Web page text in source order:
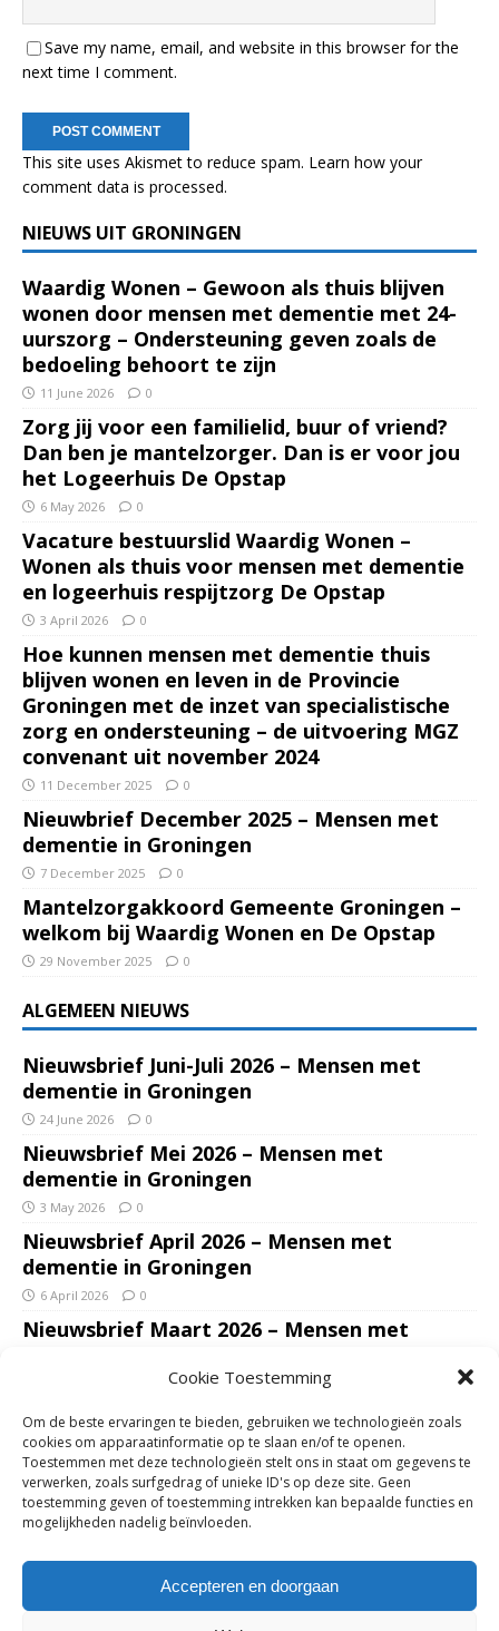
Cookie Toestemming
Om de beste ervaringen te bieden, gebruiken we technologieën zoals
cookies om apparaatinformatie op te slaan en/of te openen.
Toestemmen met deze technologieën stelt ons in staat om gegevens te
verwerken, zoals surfgedrag of unieke ID's op deze site. Geen
toestemming geven of toestemming intrekken kan bepaalde functies en
mogelijkheden nadelig beïnvloeden.
Accepteren en doorgaan
Save my name, email, and website in this browser for the
next time I comment.
This site uses Akismet to reduce spam. Learn how your
comment data is processed.
NIEUWS UIT GRONINGEN
Waardig Wonen – Gewoon als thuis blijven
wonen door mensen met dementie met 24-
uurszorg – Ondersteuning geven zoals de
bedoeling behoort te zijn
11 June 2026 0
Zorg jij voor een familielid, buur of vriend?
Dan ben je mantelzorger. Dan is er voor jou
het Logeerhuis De Opstap
6 May 2026 0
Vacature bestuurslid Waardig Wonen –
Wonen als thuis voor mensen met dementie
en logeerhuis respijtzorg De Opstap
3 April 2026 0
Hoe kunnen mensen met dementie thuis
blijven wonen en leven in de Provincie
Groningen met de inzet van specialistische
zorg en ondersteuning – de uitvoering MGZ
convenant uit november 2024
11 December 2025 0
Nieuwbrief December 2025 – Mensen met
dementie in Groningen
7 December 2025 0
Mantelzorgakkoord Gemeente Groningen –
welkom bij Waardig Wonen en De Opstap
29 November 2025 0
ALGEMEEN NIEUWS
Nieuwsbrief Juni-Juli 2026 – Mensen met
dementie in Groningen
24 June 2026 0
Nieuwsbrief Mei 2026 – Mensen met
dementie in Groningen
3 May 2026 0
Nieuwsbrief April 2026 – Mensen met
dementie in Groningen
6 April 2026 0
Nieuwsbrief Maart 2026 – Mensen met
Nieuwsbrief Januari – Februari 2026 – Mensen
met dementie in Groningen
7 February 2026 0
Ondersteun mantelzorgers – gun hun een
adempauze in De Opstap. Inzamelingsactie
voor De Opstap gestart op GoFundMe
0